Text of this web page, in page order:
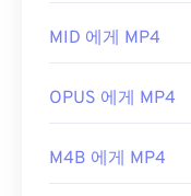
여는 데 문제가 있
되지 않음을 의미
개발자: Moving
MID 에게 MP4
OPUS 에게 MP4
M4B 에게 MP4